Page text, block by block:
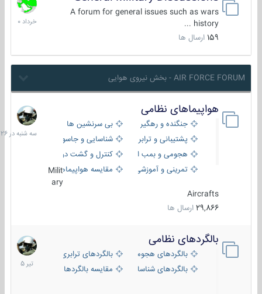
A forum for general issues such as wars
history ...
159 ارسال ها
خرداد
1400
AIR FORCE FORUM - بخش نیروی هوایی
هواپیماهای نظامی
جنگنده و رهگیر
بی سرنشین ها
پشتیبانی و ترابری
شناسایی و جاسوسی
هجومی و بمب افکن
کنترل و گشت دریایی
تمرینی و آموزشی
مقایسه هواپیماهاMilit
ary
Aircrafts
29,866 ارسال ها
سه
شنبه
در
بالگردهای نظامی
بالگردهای هجومی
بالگردهای ترابری
بالگردهای شناسایی
مقایسه بالگردها
22
تیر
1405